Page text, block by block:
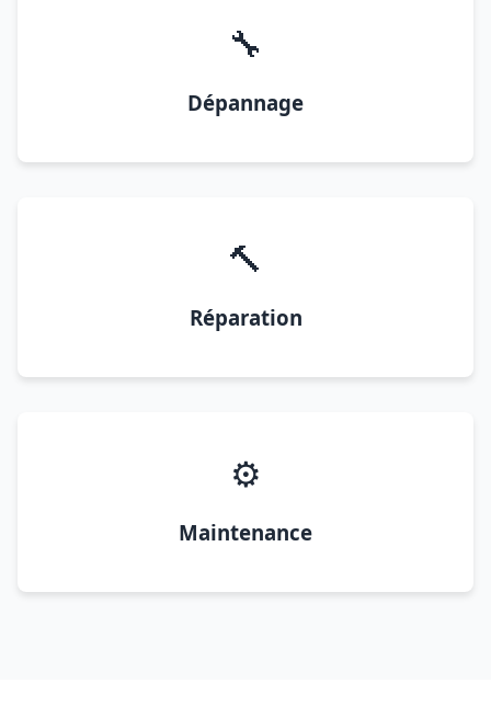
🔧
Dépannage
🔨
Réparation
⚙️
Maintenance